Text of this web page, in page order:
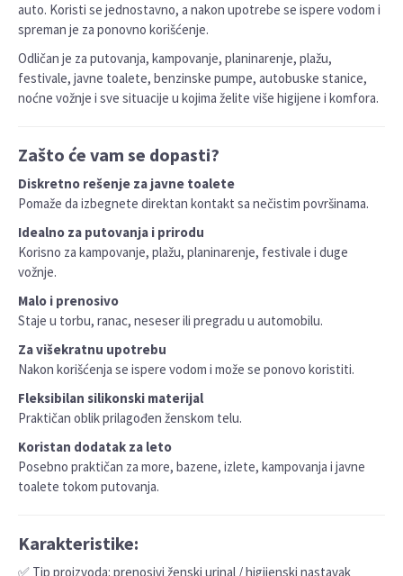
auto. Koristi se jednostavno, a nakon upotrebe se ispere vodom i
spreman je za ponovno korišćenje.
Odličan je za putovanja, kampovanje, planinarenje, plažu,
festivale, javne toalete, benzinske pumpe, autobuske stanice,
noćne vožnje i sve situacije u kojima želite više higijene i komfora.
Zašto će vam se dopasti?
Diskretno rešenje za javne toalete
Pomaže da izbegnete direktan kontakt sa nečistim površinama.
Idealno za putovanja i prirodu
Korisno za kampovanje, plažu, planinarenje, festivale i duge
vožnje.
Malo i prenosivo
Staje u torbu, ranac, neseser ili pregradu u automobilu.
Za višekratnu upotrebu
Nakon korišćenja se ispere vodom i može se ponovo koristiti.
Fleksibilan silikonski materijal
Praktičan oblik prilagođen ženskom telu.
Koristan dodatak za leto
Posebno praktičan za more, bazene, izlete, kampovanja i javne
toalete tokom putovanja.
Karakteristike:
✅ Tip proizvoda: prenosivi ženski urinal / higijenski nastavak